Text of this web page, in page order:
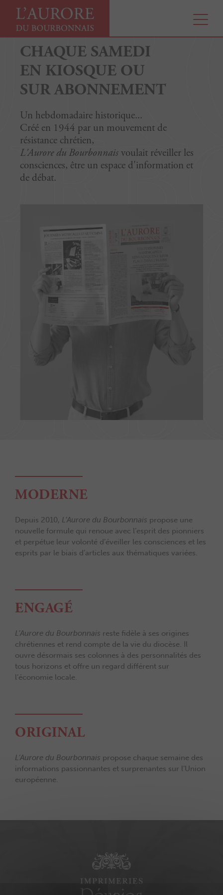
CHAQUE SAMEDI
EN KIOSQUE OU
SUR ABONNEMENT
Un hebdomadaire historique...
Créé en 1944 par un mouvement de
résistance chrétien,
L'Aurore du Bourbonnaisvoulait réveiller les
consciences, être un espace d'information et
de débat.
MODERNE
Depuis 2010, L’Aurore du Bourbonnais propose une
nouvelle formule qui renoue avec l’esprit des pionniers
et perpétue leur volonté d’éveiller les consciences et les
esprits par le biais d’articles aux thématiques variées.
ENGAGÉ
L’Aurore du Bourbonnais reste fidèle à ses origines
chrétiennes et rend compte de la vie du diocèse. Il
ouvre désormais ses colonnes à des personnalités des
tous horizons et offre un regard différent sur
l’économie locale.
ORIGINAL
L’Aurore du Bourbonnais propose chaque semaine des
informations passionnantes et surprenantes sur l’Union
européenne.